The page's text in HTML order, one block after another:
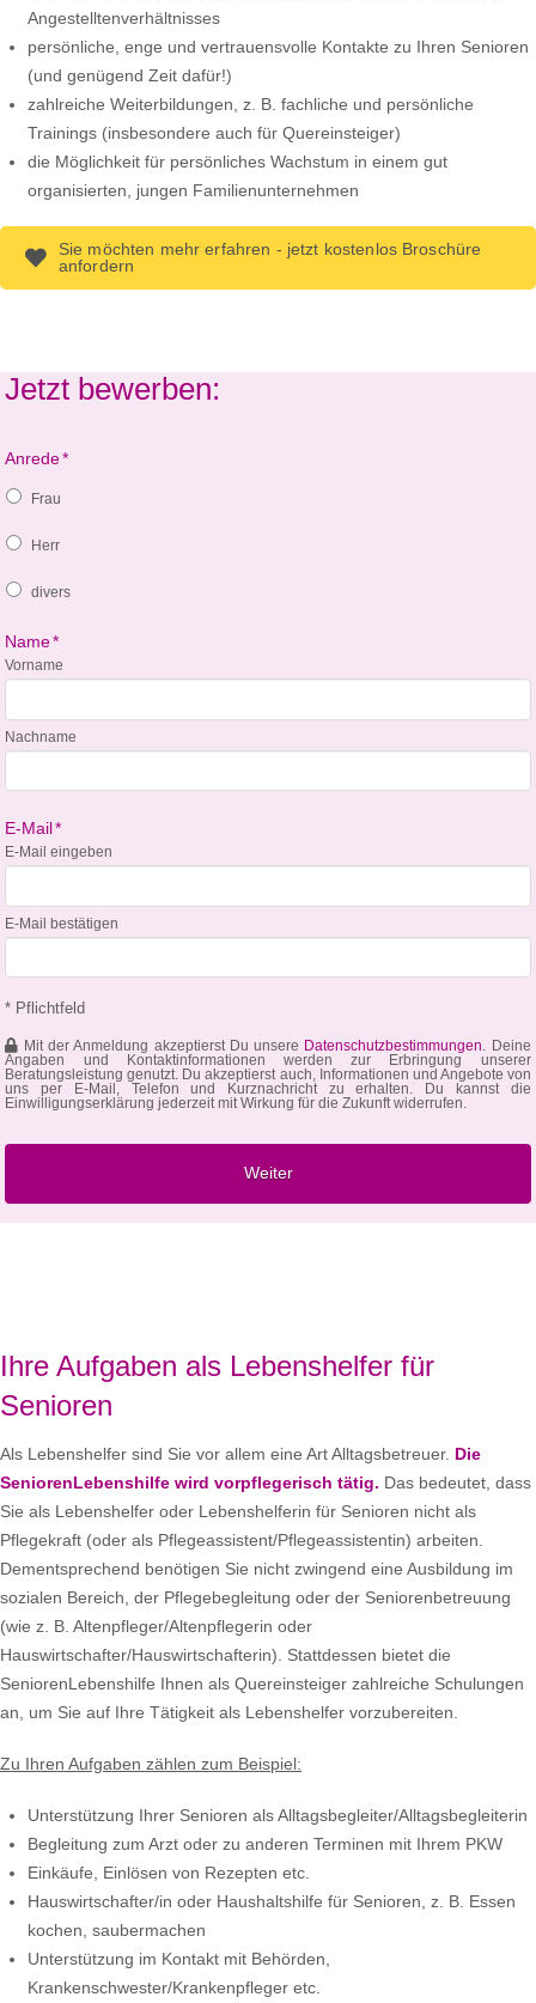
Angestelltenverhältnisses
persönliche, enge und vertrauensvolle Kontakte zu Ihren Senioren
(und genügend Zeit dafür!)
zahlreiche Weiterbildungen, z. B. fachliche und persönliche
Trainings (insbesondere auch für Quereinsteiger)
die Möglichkeit für persönliches Wachstum in einem gut
organisierten, jungen Familienunternehmen
Sie möchten mehr erfahren - jetzt kostenlos Broschüre
anfordern
Jetzt bewerben:
Anrede*
Frau
Herr
divers
Name*
Vorname
Nachname
E-Mail*
E-Mail eingeben
E-Mail bestätigen
* Pflichtfeld
Mit der Anmeldung akzeptierst Du unsere Datenschutzbestimmungen. Deine
Angaben und Kontaktinformationen werden zur Erbringung unserer
Beratungsleistung genutzt. Du akzeptierst auch, Informationen und Angebote von
uns per E-Mail, Telefon und Kurznachricht zu erhalten. Du kannst die
Einwilligungserklärung jederzeit mit Wirkung für die Zukunft widerrufen.
Ihre Aufgaben als Lebenshelfer für
Senioren
Als Lebenshelfer sind Sie vor allem eine Art Alltagsbetreuer. Die
SeniorenLebenshilfe wird vorpflegerisch tätig. Das bedeutet, dass
Sie als Lebenshelfer oder Lebenshelferin für Senioren nicht als
Pflegekraft (oder als Pflegeassistent/Pflegeassistentin) arbeiten.
Dementsprechend benötigen Sie nicht zwingend eine Ausbildung im
sozialen Bereich, der Pflegebegleitung oder der Seniorenbetreuung
(wie z. B. Altenpfleger/Altenpflegerin oder
Hauswirtschafter/Hauswirtschafterin). Stattdessen bietet die
SeniorenLebenshilfe Ihnen als Quereinsteiger zahlreiche Schulungen
an, um Sie auf Ihre Tätigkeit als Lebenshelfer vorzubereiten.
Zu Ihren Aufgaben zählen zum Beispiel:
Unterstützung Ihrer Senioren als Alltagsbegleiter/Alltagsbegleiterin
Begleitung zum Arzt oder zu anderen Terminen mit Ihrem PKW
Einkäufe, Einlösen von Rezepten etc.
Hauswirtschafter/in oder Haushaltshilfe für Senioren, z. B. Essen
kochen, saubermachen
Unterstützung im Kontakt mit Behörden,
Krankenschwester/Krankenpfleger etc.